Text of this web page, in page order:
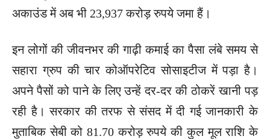
अकाउंड में अब भी 23,937 करोड़ रुपये जमा हैं।
इन लोगों की जीवनभर की गाढ़ी कमाई का पैसा लंबे समय से
सहारा ग्रुप की चार कोऑपरेटिव सोसाइटीज में पड़ा है।
अपने पैसों को पाने के लिए उन्हें दर-दर की ठोकरें खानी पड़
रही है। सरकार की तरफ से संसद में दी गई जानकारी के
मुताबिक सेबी को 81.70 करोड़ रुपये की कुल मूल राशि के